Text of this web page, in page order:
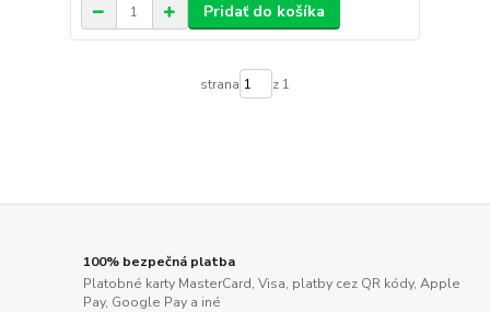
Pridať do košíka
strana z 1
100% bezpečná platba
Platobné karty MasterCard, Visa, platby cez QR kódy, Apple
Pay, Google Pay a iné